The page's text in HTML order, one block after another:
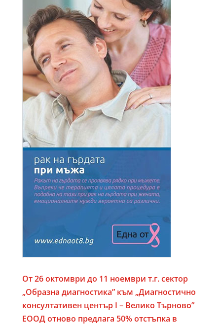
От 26 октомври до 11 ноември т.г. сектор
„Образна диагностика” към „Диагностично
консултативен център I – Велико Търново”
ЕООД отново предлага 50% отстъпка в